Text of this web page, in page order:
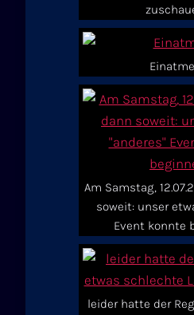
Am Samstag,
soweit: unser
Event konnte
leider hatte der